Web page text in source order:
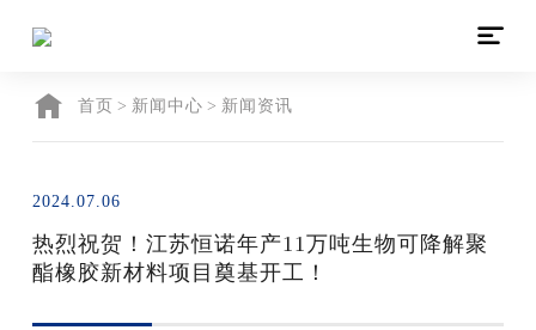

首页 > 新闻中心 > 新闻资讯
2024.07.06
热烈祝贺！江苏恒诺年产11万吨生物可降解聚
酯橡胶新材料项目奠基开工！